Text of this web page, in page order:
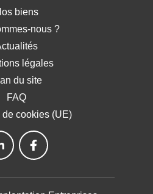
biens
nous ?
légales
du site
FAQ
de cookies (UE)